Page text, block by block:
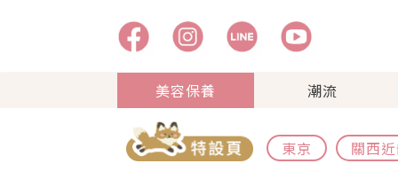
美容保養 潮流
東京 關西